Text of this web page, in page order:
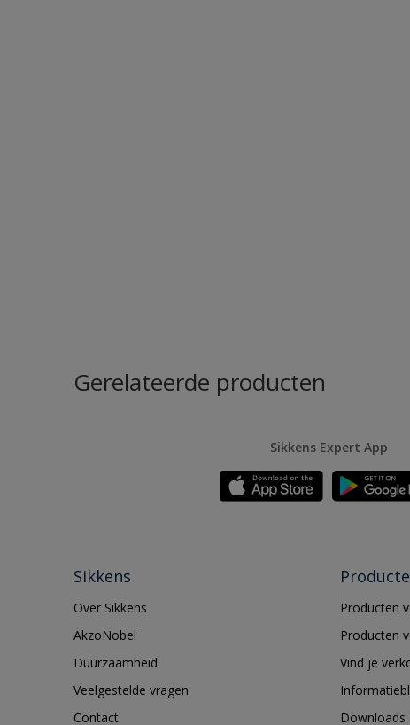
Gerelateerde producten
Sikkens Expert App
Sikkens
Over Sikkens
AkzoNobel
Duurzaamheid
Veelgestelde vragen
Contact
Producten
Producten
Vind je
Downloads